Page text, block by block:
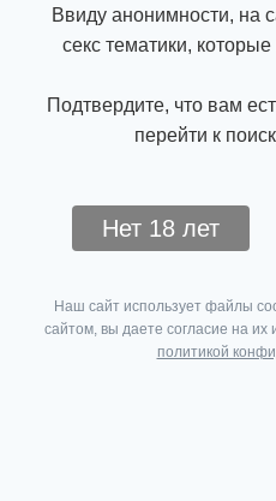
Ввиду анонимности, на
секс тематики,
Подтвердите, что вам
перейти к
Нет 18 лет
Наш сайт использует файлы
сайтом, вы даете согласие на их
политикой